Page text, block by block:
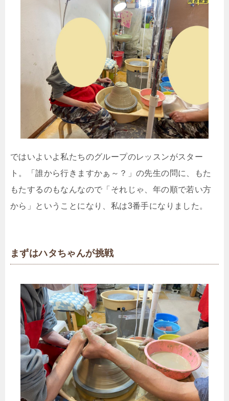
ではいよいよ私たちのグループのレッスンがスター
ト。「誰から行きますかぁ～？」の先生の問に、もた
もたするのもなんなので「それじゃ、年の順で若い方
から」ということになり、私は3番手になりました。
まずはハタちゃんが挑戦